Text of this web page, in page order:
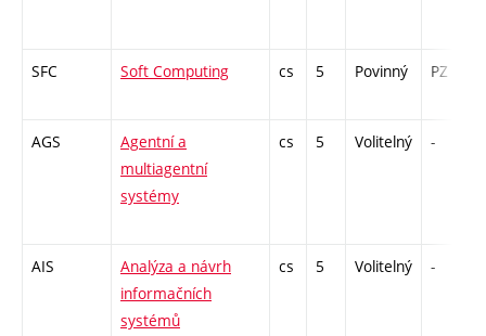
SFC Soft Computing cs 5 Povinný PZ
AGS
Agentní a
multiagentní
systémy
cs 5 Volitelný -
AIS
Analýza a návrh
informačních
systémů
cs 5 Volitelný -